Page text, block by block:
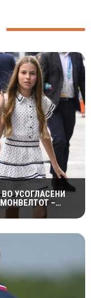
УСОГЛАСЕНИ
–
ВНИМАНИЕ